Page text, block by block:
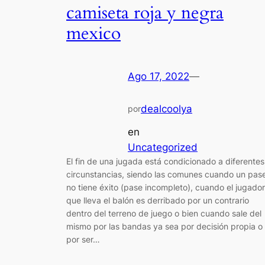
camiseta roja y negra
mexico
Ago 17, 2022—
pordealcoolya
en
Uncategorized
El fin de una jugada está condicionado a diferentes
circunstancias, siendo las comunes cuando un
no tiene éxito (pase incompleto), cuando el jugador
que lleva el balón es derribado por un contrario
dentro del terreno de juego o bien cuando sale del
mismo por las bandas ya sea por decisión propia o
por ser…